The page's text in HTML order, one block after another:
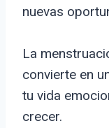
nuevas
La
convierte en
tu vida
crecer.